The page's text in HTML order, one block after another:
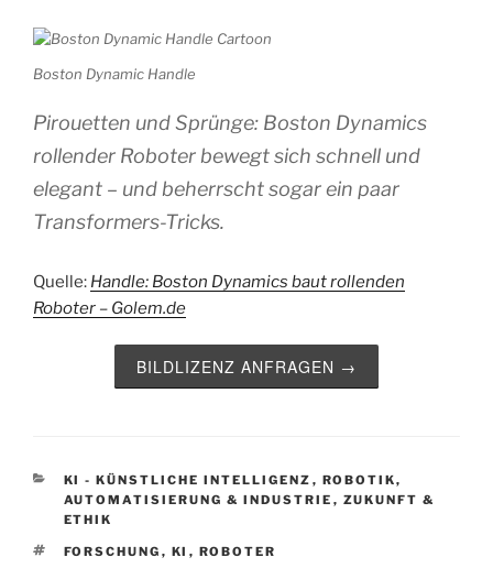
Boston Dynamic Handle
Pirouetten und Sprünge: Boston Dynamics
rollender Roboter bewegt sich schnell und
elegant – und beherrscht sogar ein paar
Transformers-Tricks.
Quelle: Handle: Boston Dynamics baut rollenden
Roboter – Golem.de
BILDLIZENZ ANFRAGEN →
KATEGORIEN
KI - KÜNSTLICHE INTELLIGENZ , ROBOTIK,
AUTOMATISIERUNG & INDUSTRIE , ZUKUNFT &
ETHIK
SCHLAGWÖRTER
FORSCHUNG , KI , ROBOTER